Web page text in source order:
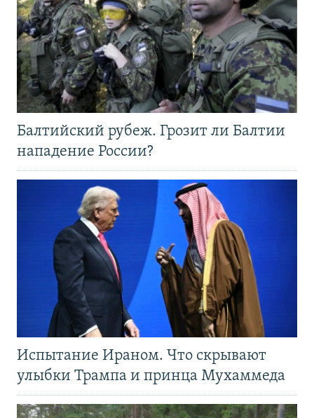
Балтийский рубеж. Грозит ли Балтии
нападение России?
Испытание Ираном. Что скрывают
улыбки Трампа и принца Мухаммеда